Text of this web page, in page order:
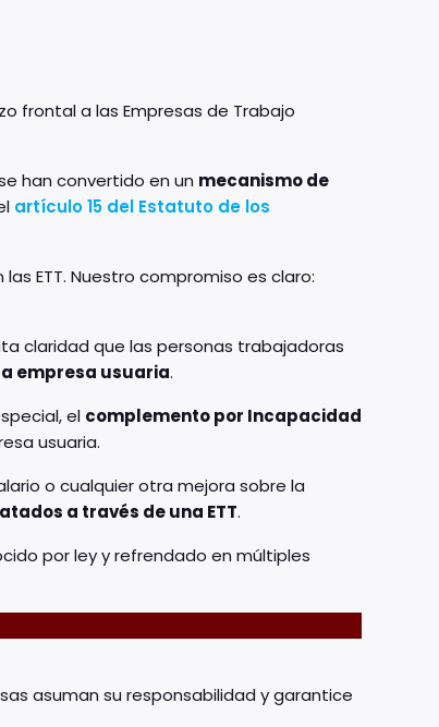
frontal a las Empresas de Trabajo
han convertido en un mecanismo de
artículo 15 del Estatuto de los
ETT. Nuestro compromiso es claro:
claridad que las personas trabajadoras
empresa usuaria.
el complemento por Incapacidad
usuaria.
o cualquier otra mejora sobre la
a través de una ETT.
por ley y refrendado en múltiples
asuman su responsabilidad y garantice